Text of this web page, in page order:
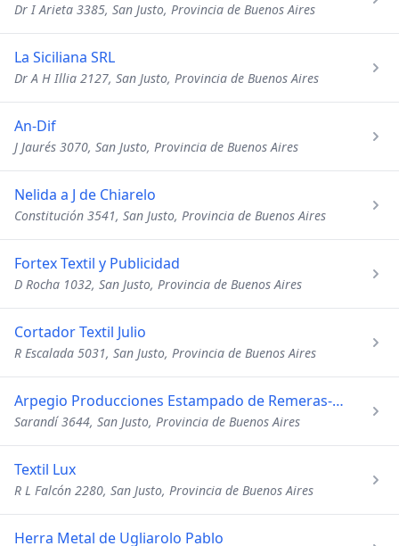
Dr I Arieta 3385, San Justo, Provincia de Buenos Aires
La Siciliana SRL
Dr A H Illia 2127, San Justo, Provincia de Buenos Aires
An-Dif
J Jaurés 3070, San Justo, Provincia de Buenos Aires
Nelida a J de Chiarelo
Constitución 3541, San Justo, Provincia de Buenos Aires
Fortex Textil y Publicidad
D Rocha 1032, San Justo, Provincia de Buenos Aires
Cortador Textil Julio
R Escalada 5031, San Justo, Provincia de Buenos Aires
Arpegio Producciones Estampado de Remeras-Plastisol-Agua
Sarandí 3644, San Justo, Provincia de Buenos Aires
Textil Lux
R L Falcón 2280, San Justo, Provincia de Buenos Aires
Herra Metal de Ugliarolo Pablo